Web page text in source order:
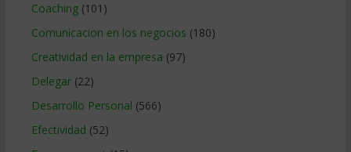
Coaching(101)
Comunicacion en los negocios (180)
Creatividad en la empresa (97)
Delegar(22)
Desarrollo Personal (566)
Efectividad (52)